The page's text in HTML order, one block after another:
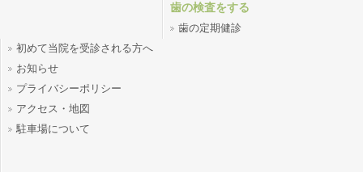
歯の検査をする
歯の定期健診
初めて当院を受診される方へ
お知らせ
プライバシーポリシー
アクセス・地図
駐車場について